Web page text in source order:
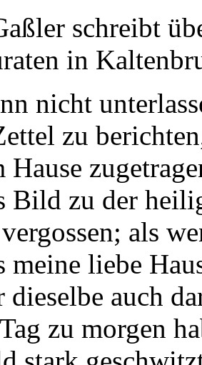
schreibt
in
nicht
zu
Hause
Bild zu der
als
meine liebe
auch
zu morgen